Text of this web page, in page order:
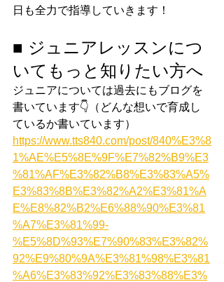
日も全力で指導していきます！
■ ジュニアレッスンにつ
いてもっと知りたい方へ
ジュニアについては過去にもブログを
書いています👇（どんな想いで育成し
ているか書いています）
https://www.tts840.com/post/840%E3%8
1%AE%E5%8E%9F%E7%82%B9%E3
%81%AF%E3%82%B8%E3%83%A5%
E3%83%8B%E3%82%A2%E3%81%A
E%E8%82%B2%E6%88%90%E3%81
%A7%E3%81%99-
%E5%8D%93%E7%90%83%E3%82%
92%E9%80%9A%E3%81%98%E3%81
%A6%E3%83%92%E3%83%88%E3%